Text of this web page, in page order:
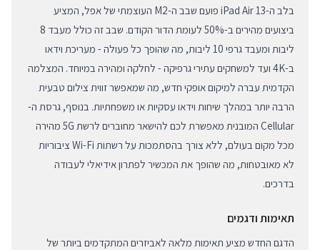
בלב ה-iPad Air 13 פועם שבב ה-M2 העוצמתי של אפל, המציע
ביצועים מהירים ב-50% לעומת הדור הקודם. שבב זה כולל מעבד 8
ליבות ומעבד גרפי 10 ליבות, מה שהופך כל פעולה - מעריכת וידאו
ב-4K ועד למשחקים עתירי גרפיקה - לחלקה ומהירה במיוחד. המצלמה
הקדמית עברה למיקום אופקי חדש, מה שמאפשר זווית צילום טבעית
הרבה יותר במהלך שיחות וידאו עסקיות או משפחתיות. בנוסף, גרסת ה-
Cellular המובנית מאפשרת לכם להישאר מחוברים לרשת 5G מהירה
מכל מקום בעולם, ללא צורך בהסתמכות על רשתות Wi-Fi ציבוריות
לא מאובטחות, מה שהופך את המכשיר לפתרון אידיאלי לעבודה
בדרכים.
תאימות ודגמים
הדגם החדש מציע תאימות מלאה לאביזרים המתקדמים ביותר של